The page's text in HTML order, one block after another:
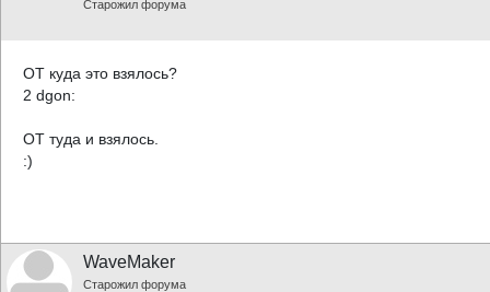
Старожил форума
ОТ куда это взялось?
2 dgon:
ОТ туда и взялось.
:)
WaveMaker
Старожил форума